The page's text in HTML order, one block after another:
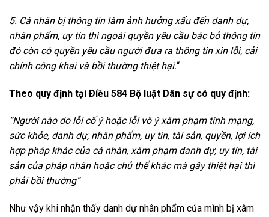
5. Cá nhân bị thông tin làm ảnh hưởng xấu đến danh dự,
nhân phẩm, uy tín thì ngoài quyền yêu cầu bác bỏ thông tin
đó còn có quyền yêu cầu người đưa ra thông tin xin lỗi, cải
chính công khai và bồi thường thiệt hại.“
Theo quy định tại Ðiều 584 Bộ luật Dân sự có quy định:
“Người nào do lỗi cố ý hoặc lỗi vô ý xâm phạm tính mạng,
sức khỏe, danh dự, nhân phẩm, uy tín, tài sản, quyền, lợi ích
hợp pháp khác của cá nhân, xâm phạm danh dự, uy tín, tài
sản của pháp nhân hoặc chủ thể khác mà gây thiệt hại thì
phải bồi thường”
Như vậy khi nhận thấy danh dự nhân phẩm của mình bị xâm